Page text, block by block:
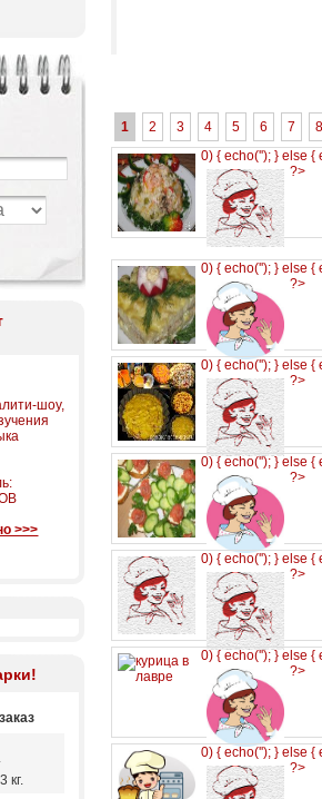
шоу,
>>>
кг.
1 2 3 4 5 6 7
8
0) { echo(''); } else {
?>
0) { echo(''); } else {
?>
0) { echo(''); } else {
?>
0) { echo(''); } else {
?>
0) { echo(''); } else {
?>
0) { echo(''); } else {
?>
0) { echo(''); } else {
?>